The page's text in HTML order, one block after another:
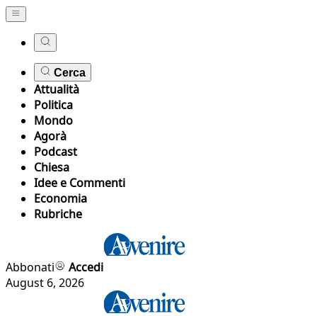
Cerca
Attualità
Politica
Mondo
Agorà
Podcast
Chiesa
Idee e Commenti
Economia
Rubriche
Abbonati
Accedi
August 6, 2026